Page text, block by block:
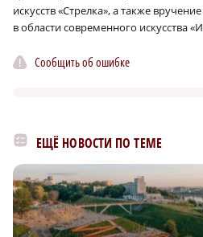
искусств «Стрелка», а также
в области современного искусства
Сообщить об ошибке
ЕЩЁ НОВОСТИ ПО ТЕМЕ